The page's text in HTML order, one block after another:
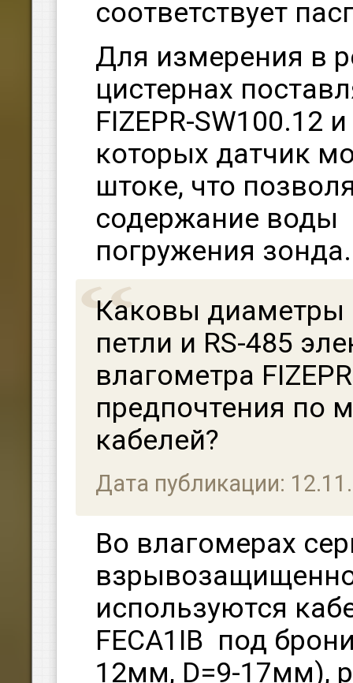
соответствует
Для измерения в
цистернах
FIZEPR-SW100.12
которых датчик
штоке, что
содержание воды
погружения зонда.
Каковы диаметры
петли и RS-485
влагометра
предпочтения по
кабелей?
Дата публикации:
Во влагомерах
используются
FECA1IB под
12мм, D=9-17мм),